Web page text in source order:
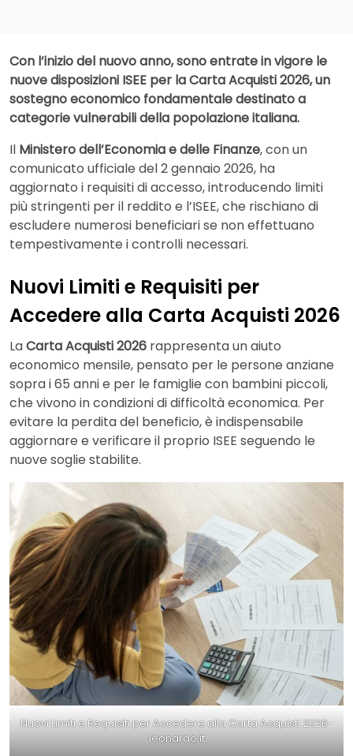
Con l’inizio del nuovo anno, sono entrate in vigore le
nuove disposizioni ISEE per la Carta Acquisti 2026, un
sostegno economico fondamentale destinato a
categorie vulnerabili della popolazione italiana.
Il Ministero dell’Economia e delle Finanze, con un
comunicato ufficiale del 2 gennaio 2026, ha
aggiornato i requisiti di accesso, introducendo limiti
più stringenti per il reddito e l’ISEE, che rischiano di
escludere numerosi beneficiari se non effettuano
tempestivamente i controlli necessari.
Nuovi Limiti e Requisiti per
Accedere alla Carta Acquisti 2026
LaCarta Acquisti 2026 rappresenta un aiuto
economico mensile, pensato per le persone anziane
sopra i 65 anni e per le famiglie con bambini piccoli,
che vivono in condizioni di difficoltà economica. Per
evitare la perdita del beneficio, è indispensabile
aggiornare e verificare il proprio ISEE seguendo le
nuove soglie stabilite.
Nuovi Limiti e Requisiti per Accedere alla Carta Acquisti 2026-
leonardo.it